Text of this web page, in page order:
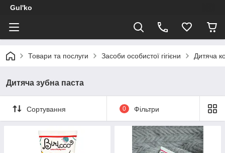
Gul'ko
Товари та послуги Засоби особистої гігієни Дитяча
Дитяча зубна паста
Сортування 0 Фільтри